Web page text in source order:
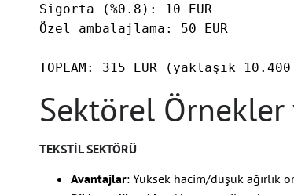
Sigorta (%0.8): 10 EUR
Özel ambalajlama: 50 EUR
TOPLAM: 315 EUR (yaklaşık
Sektörel
TEKSTIL SEKTÖRÜ
Avantajlar: Yüksek hacim/düşük ağırlık